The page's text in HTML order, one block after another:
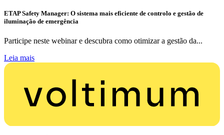
ETAP Safety Manager: O sistema mais eficiente de controlo e gestão de
iluminação de emergência
Participe neste webinar e descubra como otimizar a gestão da...
Leia mais